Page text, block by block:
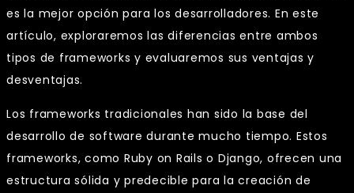
es la mejor opción para los desarrolladores. En este
artículo, exploraremos las diferencias entre ambos
tipos de frameworks y evaluaremos sus ventajas y
desventajas.
Los frameworks tradicionales han sido la base del
desarrollo de software durante mucho tiempo. Estos
frameworks, como Ruby on Rails o Django, ofrecen una
estructura sólida y predecible para la creación de